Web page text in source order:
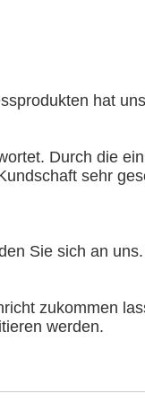
hat
Durch die
sehr
Sie sich an
zukommen
werden.